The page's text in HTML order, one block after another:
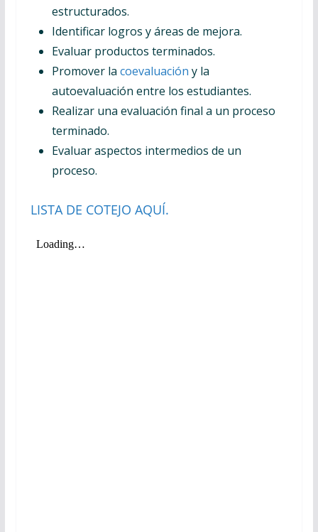
estructurados.
Identificar logros y áreas de mejora.
Evaluar productos terminados.
Promover la coevaluación y la
autoevaluación entre los estudiantes.
Realizar una evaluación final a un proceso
terminado.
Evaluar aspectos intermedios de un
proceso.
LISTA DE COTEJO AQUÍ.